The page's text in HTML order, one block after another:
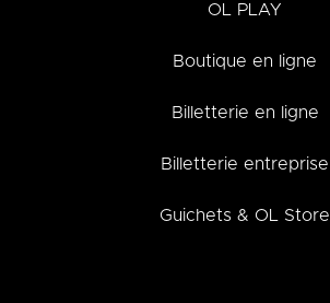
OL PLAY
Boutique en ligne
Billetterie en ligne
Billetterie entreprise
Guichets & OL Store